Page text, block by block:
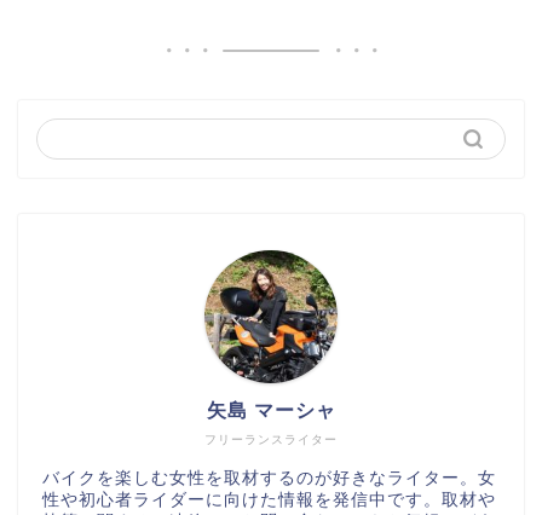
フリーランスライター
矢島 マーシャ
バイクを楽しむ女性を取材するのが好きなライター。女
性や初心者ライダーに向けた情報を発信中です。取材や